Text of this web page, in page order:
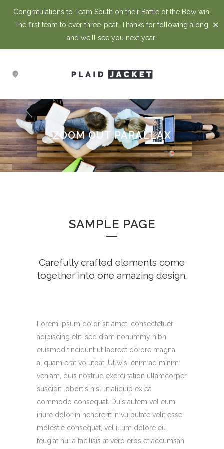
Congratulations to Team South on their Battle of the Bow win.
The first team to ever three-peat. Thanks for following along,
and we'll see you next year!
✕
ZOOM OUT PARALLAX
SAMPLE PAGE
Carefully crafted elements come
together into one amazing design.
Lorem ipsum dolor sit amet, consectetuer
adipiscing elit, sed diam nonummy nibh
euismod tincidunt ut laoreet dolore magna
aliquam erat volutpat. Ut wisi enim ad minim
veniam, quis nostrud exerci tation ullamcorper
suscipit lobortis nisl ut aliquip ex ea
commodo consequat. Duis autem vel eum
iriure dolor in hendrerit in vulputate velit esse
molestie consequat, vel illum dolore eu
feugiat nulla facilisis at vero eros et accumsan